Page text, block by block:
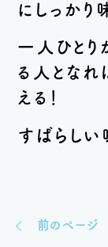
にしっかり
一人ひとり
る人となれ
える！
すばらし
前のページ